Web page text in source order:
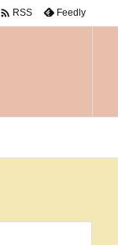
 RSS Feedly